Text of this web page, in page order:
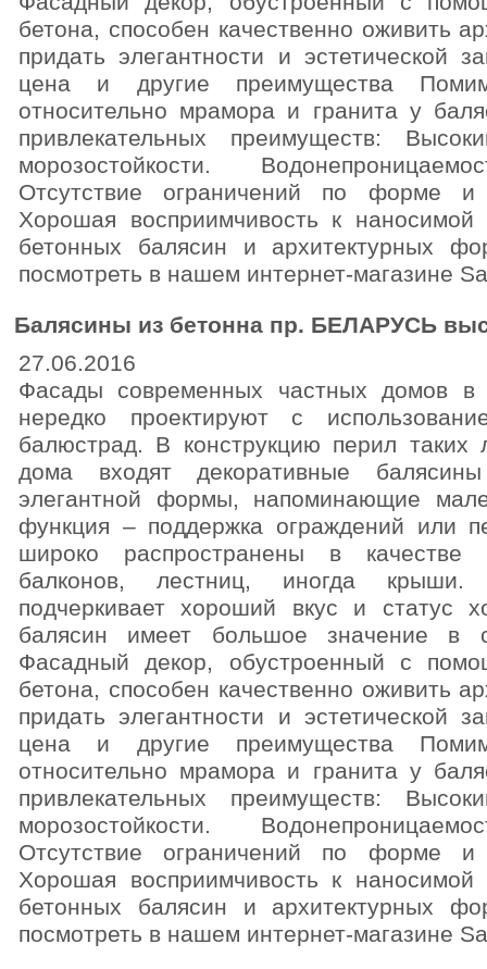
бетона, способен качественно оживить
придать элегантности и эстетической
цена и другие преимущества
относительно мрамора и гранита у
привлекательных преимуществ:
морозостойкости.
Отсутствие ограничений по форме и
Хорошая восприимчивость к наносимой
бетонных балясин и архитектурных
посмотреть в нашем интернет-магазине
Балясины из бетонна пр. БЕЛАРУСЬ
27.06.2016
Фасады современных частных домов в
нередко проектируют с
балюстрад. В конструкцию перил таких
дома входят декоративные
элегантной формы, напоминающие
функция – поддержка ограждений или
широко распространены в качестве
балконов, лестниц, иногда крыши.
подчеркивает хороший вкус и статус
балясин имеет большое значение в
Фасадный декор, обустроенный с
бетона, способен качественно оживить
придать элегантности и эстетической
цена и другие преимущества
относительно мрамора и гранита у
привлекательных преимуществ:
морозостойкости.
Отсутствие ограничений по форме и
Хорошая восприимчивость к наносимой
бетонных балясин и архитектурных
посмотреть в нашем интернет-магазине